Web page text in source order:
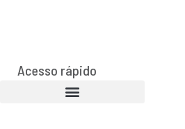
Acesso rápido